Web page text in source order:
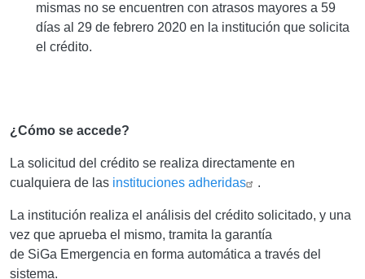
mismas no se encuentren con atrasos mayores a 59
días al 29 de febrero 2020 en la institución que solicita
el crédito.
¿Cómo se accede?
La solicitud del crédito se realiza directamente en
cualquiera de las instituciones adheridas .
La institución realiza el análisis del crédito solicitado, y una
vez que aprueba el mismo, tramita la garantía
de SiGa Emergencia en forma automática a través del
sistema.